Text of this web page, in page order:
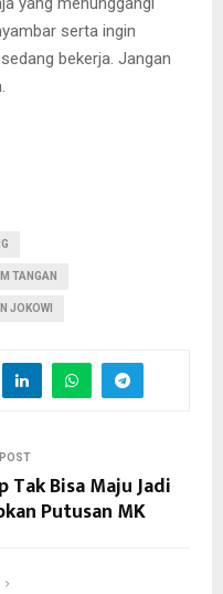
serta ingin
bekerja. Jangan
TANGAN
JOKOWI
Bisa Maju Jadi
Putusan MK